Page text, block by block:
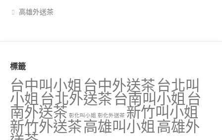
高雄外送茶
標籤
台中叫小姐 台中外送茶 台北叫
小姐 台北外送茶 台南叫小姐 台
南外送茶 彰化叫小姐 彰化外送茶 新竹叫小姐
新竹外送茶高雄叫小姐 高雄外